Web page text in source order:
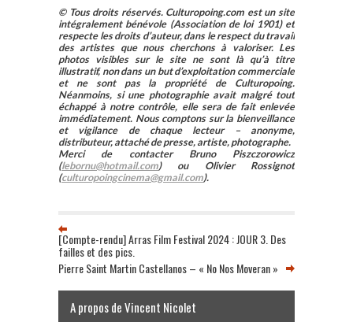
© Tous droits réservés. Culturopoing.com est un site
intégralement bénévole (Association de loi 1901) et
respecte les droits d’auteur, dans le respect du travail
des artistes que nous cherchons à valoriser. Les
photos visibles sur le site ne sont là qu’à titre
illustratif, non dans un but d’exploitation commerciale
et ne sont pas la propriété de Culturopoing.
Néanmoins, si une photographie avait malgré tout
échappé à notre contrôle, elle sera de fait enlevée
immédiatement. Nous comptons sur la bienveillance
et vigilance de chaque lecteur – anonyme,
distributeur, attaché de presse, artiste, photographe.
Merci de contacter Bruno Piszczorowicz
(lebornu@hotmail.com) ou Olivier Rossignot
(culturopoingcinema@gmail.com).
[Compte-rendu] Arras Film Festival 2024 : JOUR 3. Des
failles et des pics.
Pierre Saint Martin Castellanos – « No Nos Moveran »
A propos de Vincent Nicolet